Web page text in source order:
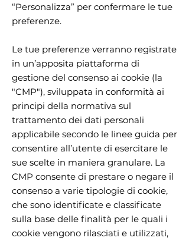
“Personalizza” per confermare le tue
preferenze.
Le tue preferenze verranno registrate
in un’apposita piattaforma di
gestione del consenso ai cookie (la
"CMP"), sviluppata in conformità ai
principi della normativa sul
trattamento dei dati personali
applicabile secondo le linee guida per
consentire all’utente di esercitare le
sue scelte in maniera granulare. La
CMP consente di prestare o negare il
consenso a varie tipologie di cookie,
che sono identificate e classificate
sulla base delle finalità per le quali i
cookie vengono rilasciati e utilizzati,